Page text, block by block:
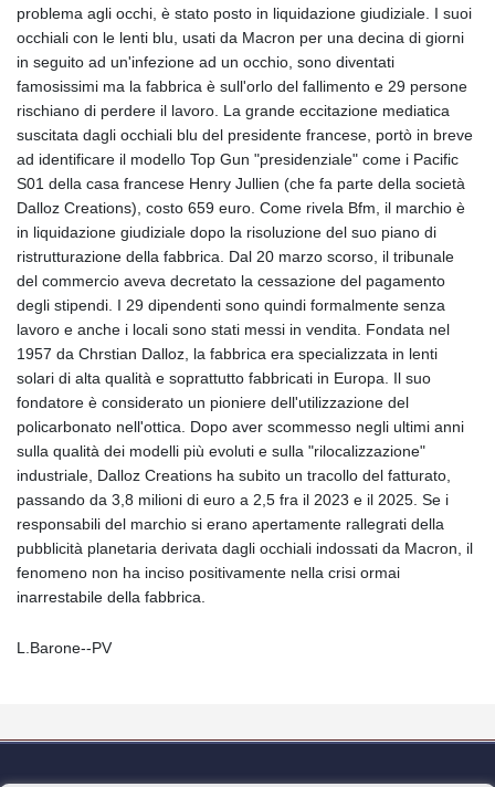
problema agli occhi, è stato posto in liquidazione giudiziale. I suoi
occhiali con le lenti blu, usati da Macron per una decina di giorni
in seguito ad un'infezione ad un occhio, sono diventati
famosissimi ma la fabbrica è sull'orlo del fallimento e 29 persone
rischiano di perdere il lavoro. La grande eccitazione mediatica
suscitata dagli occhiali blu del presidente francese, portò in breve
ad identificare il modello Top Gun "presidenziale" come i Pacific
S01 della casa francese Henry Jullien (che fa parte della società
Dalloz Creations), costo 659 euro. Come rivela Bfm, il marchio è
in liquidazione giudiziale dopo la risoluzione del suo piano di
ristrutturazione della fabbrica. Dal 20 marzo scorso, il tribunale
del commercio aveva decretato la cessazione del pagamento
degli stipendi. I 29 dipendenti sono quindi formalmente senza
lavoro e anche i locali sono stati messi in vendita. Fondata nel
1957 da Chrstian Dalloz, la fabbrica era specializzata in lenti
solari di alta qualità e soprattutto fabbricati in Europa. Il suo
fondatore è considerato un pioniere dell'utilizzazione del
policarbonato nell'ottica. Dopo aver scommesso negli ultimi anni
sulla qualità dei modelli più evoluti e sulla "rilocalizzazione"
industriale, Dalloz Creations ha subito un tracollo del fatturato,
passando da 3,8 milioni di euro a 2,5 fra il 2023 e il 2025. Se i
responsabili del marchio si erano apertamente rallegrati della
pubblicità planetaria derivata dagli occhiali indossati da Macron, il
fenomeno non ha inciso positivamente nella crisi ormai
inarrestabile della fabbrica.
L.Barone--PV